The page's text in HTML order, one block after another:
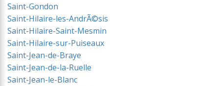
Saint-Gondon
Saint-Hilaire-les-AndrÃ©sis
Saint-Hilaire-Saint-Mesmin
Saint-Hilaire-sur-Puiseaux
Saint-Jean-de-Braye
Saint-Jean-de-la-Ruelle
Saint-Jean-le-Blanc